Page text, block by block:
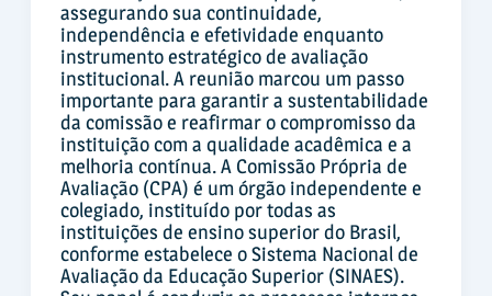
assegurando sua continuidade,
independência e efetividade enquanto
instrumento estratégico de avaliação
institucional. A reunião marcou um passo
importante para garantir a sustentabilidade
da comissão e reafirmar o compromisso da
instituição com a qualidade acadêmica e a
melhoria contínua. A Comissão Própria de
Avaliação (CPA) é um órgão independente e
colegiado, instituído por todas as
instituições de ensino superior do Brasil,
conforme estabelece o Sistema Nacional de
Avaliação da Educação Superior (SINAES).